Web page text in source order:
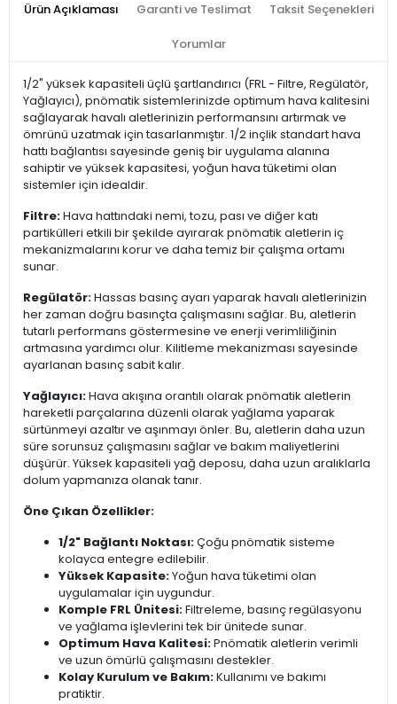
Ürün Açıklaması Garanti ve Teslimat Taksit Seçenekleri
Yorumlar
1/2" yüksek kapasiteli üçlü şartlandırıcı (FRL - Filtre, Regülatör,
Yağlayıcı), pnömatik sistemlerinizde optimum hava kalitesini
sağlayarak havalı aletlerinizin performansını artırmak ve
ömrünü uzatmak için tasarlanmıştır. 1/2 inçlik standart hava
hattı bağlantısı sayesinde geniş bir uygulama alanına
sahiptir ve yüksek kapasitesi, yoğun hava tüketimi olan
sistemler için idealdir.
Filtre:Hava hattındaki nemi, tozu, pası ve diğer katı
partikülleri etkili bir şekilde ayırarak pnömatik aletlerin iç
mekanizmalarını korur ve daha temiz bir çalışma ortamı
sunar.
Regülatör:Hassas basınç ayarı yaparak havalı aletlerinizin
her zaman doğru basınçta çalışmasını sağlar. Bu, aletlerin
tutarlı performans göstermesine ve enerji verimliliğinin
artmasına yardımcı olur. Kilitleme mekanizması sayesinde
ayarlanan basınç sabit kalır.
Yağlayıcı:Hava akışına orantılı olarak pnömatik aletlerin
hareketli parçalarına düzenli olarak yağlama yaparak
sürtünmeyi azaltır ve aşınmayı önler. Bu, aletlerin daha uzun
süre sorunsuz çalışmasını sağlar ve bakım maliyetlerini
düşürür. Yüksek kapasiteli yağ deposu, daha uzun aralıklarla
dolum yapmanıza olanak tanır.
Öne Çıkan Özellikler:
1/2" Bağlantı Noktası:Çoğu pnömatik sisteme
kolayca entegre edilebilir.
Yüksek Kapasite:Yoğun hava tüketimi olan
uygulamalar için uygundur.
Komple FRL Ünitesi:Filtreleme, basınç regülasyonu
ve yağlama işlevlerini tek bir ünitede sunar.
Optimum Hava Kalitesi:Pnömatik aletlerin verimli
ve uzun ömürlü çalışmasını destekler.
Kolay Kurulum ve Bakım:Kullanımı ve bakımı
pratiktir.